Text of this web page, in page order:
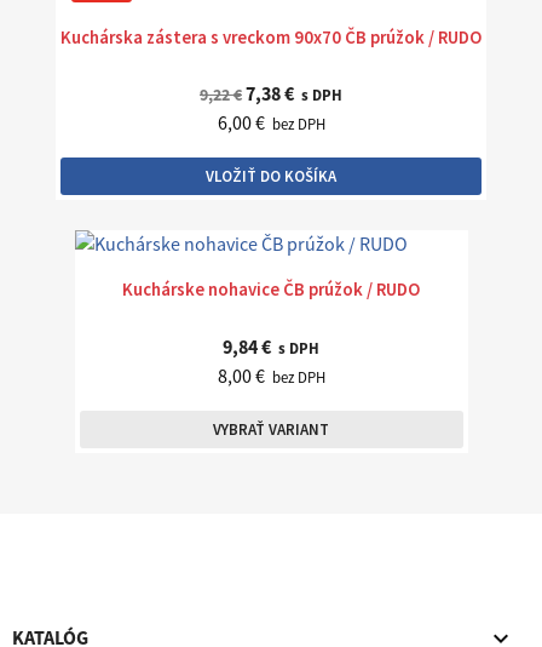
Kuchárska zástera s vreckom 90x70 ČB prúžok / RUDO
9,22 €7,38 € s DPH
6,00 € bez DPH
VLOŽIŤ DO KOŠÍKA
Kuchárske nohavice ČB prúžok / RUDO
9,84 € s DPH
8,00 € bez DPH
VYBRAŤ VARIANT
KATALÓG 